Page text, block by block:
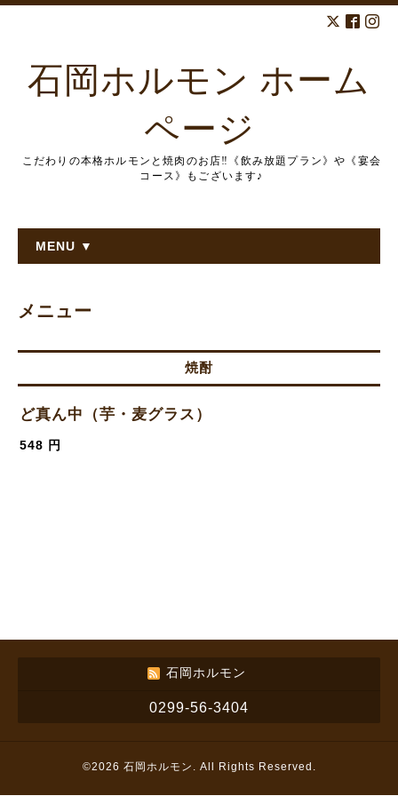
石岡ホルモン ホーム
ページ
こだわりの本格ホルモンと焼肉のお店‼︎《飲み放題プラン》や《宴会
コース》もございます♪
MENU ▼
メニュー
焼酎
ど真ん中（芋・麦グラス）
548 円
石岡ホルモン
0299-56-3404
©2026 石岡ホルモン . All Rights Reserved.